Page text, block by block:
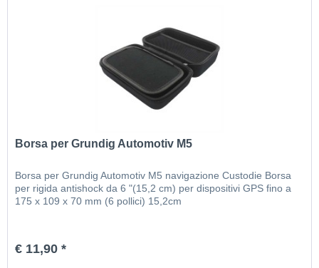
Borsa per Grundig Automotiv M5
Borsa per Grundig Automotiv M5 navigazione Custodie Borsa
per rigida antishock da 6 "(15,2 cm) per dispositivi GPS fino a
175 x 109 x 70 mm (6 pollici) 15,2cm
€ 11,90 *